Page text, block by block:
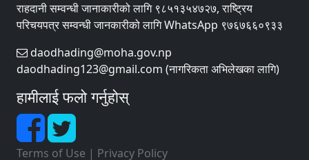
राहदानी सम्वन्धी जानाकारीको लागि ९८५१३५४७२७, राष्ट्रिय
परिचयपत्र सम्वन्धी जानकारीको लागि WhatsApp ९७६७६६०९३३
daodhading@moha.gov.np
daodhading123@gmail.com (नागरिकता अभिलेखका लागि)
हामीलाई फलो गर्नुहोस्
Terms of Use | Privacy Policy